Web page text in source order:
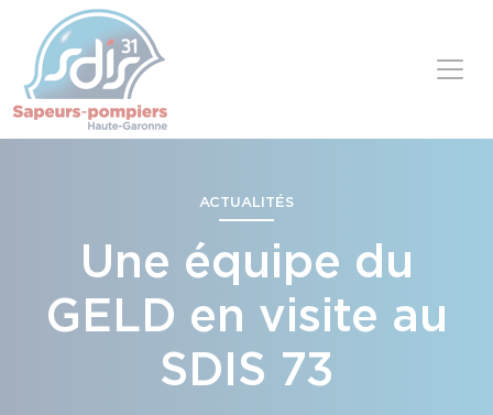
ACTUALITÉS
Une équipe du
GELD en visite au
SDIS 73
Panneau de gestion des cookies